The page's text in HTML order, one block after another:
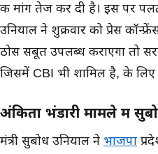
की मांग तेज कर दी है। इस पर
उनियाल ने शुक्रवार को प्रेस
ठोस सबूत उपलब्ध कराएगा तो
जिसमें CBI भी शामिल है, के लिए
अंकिता भंडारी मामले में
मंत्री सुबोध उनियाल ने भाजपा